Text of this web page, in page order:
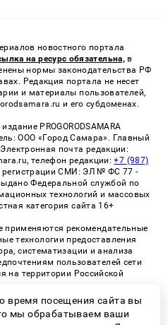
новостного портала
на ресурс обязательна, в
нормы законодательства РФ
Редакция портала не несет
и материалы пользователей,
и его субдоменах.
PROGORODSAMARA
ООО «Город Самара». Главный
почта редакции:
телефон редакции:+7 (987)
регистрации СМИ: ЭЛ № ФС 77 -
Федеральной службой по
технологий и массовых
категория сайта 16+
применяются рекомендательные
технологии предоставления
систематизации и анализа
пользователей сети
на территории Российской
рекомендательных
обменной сети
«СМИ2» (PDF)
время посещения сайта вы
мы обрабатываем ваши